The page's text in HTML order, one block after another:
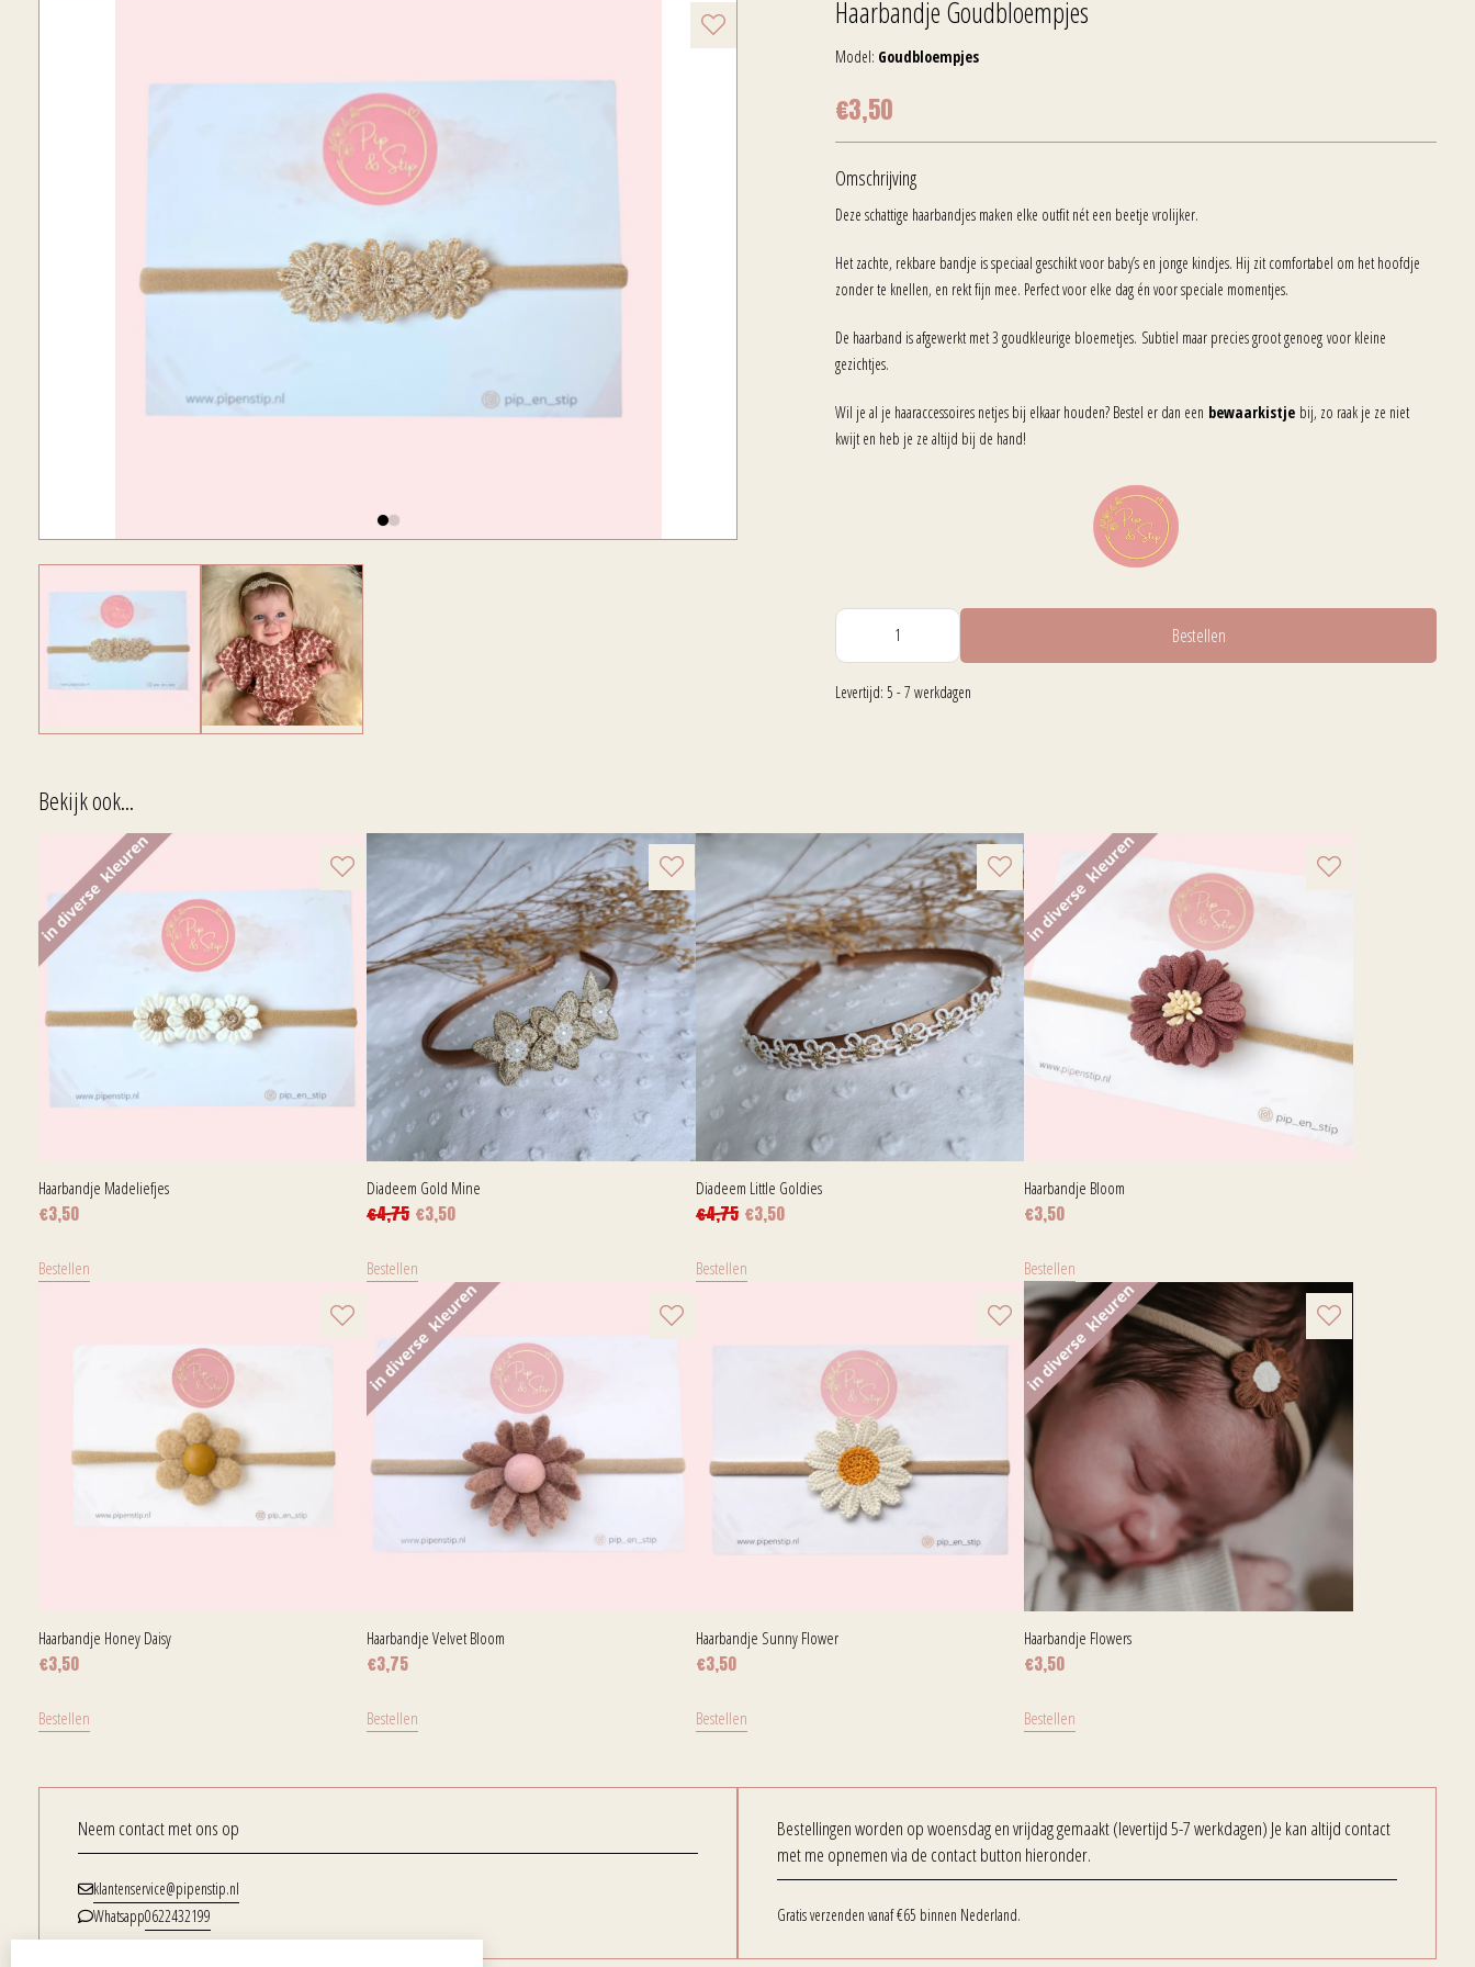
Haarbandje Goudbloempjes
Model: Goudbloempjes
€3,50
Omschrijving
Deze schattige haarbandjes maken elke outfit nét een beetje vrolijker.
Het zachte, rekbare bandje is speciaal geschikt voor baby’s en jonge kindjes. Hij zit comfortabel om het hoofdje
zonder te knellen, en rekt fijn mee. Perfect voor elke dag én voor speciale momentjes.
De haarband is afgewerkt met 3 goudkleurige bloemetjes. Subtiel maar precies groot genoeg voor kleine
gezichtjes.
Wil je al je haaraccessoires netjes bij elkaar houden? Bestel er dan een bewaarkistje bij, zo raak je ze niet
kwijt en heb je ze altijd bij de hand!
Bestellen
Levertijd: 5 - 7 werkdagen
Bekijk ook...
Haarbandje Madeliefjes
€3,50
Bestellen
Diadeem Gold Mine
€4,75 €3,50
Bestellen
Diadeem Little Goldies
€4,75 €3,50
Bestellen
Haarbandje Bloom
€3,50
Bestellen
Haarbandje Honey Daisy
€3,50
Bestellen
Haarbandje Velvet Bloom
€3,75
Bestellen
Haarbandje Sunny Flower
€3,50
Bestellen
Haarbandje Flowers
€3,50
Bestellen
Neem contact met ons op
klantenservice@pipenstip.nl
Whatsapp0622432199
Bestellingen worden op woensdag en vrijdag gemaakt (levertijd 5-7 werkdagen) Je kan altijd contact
met me opnemen via de contact button hieronder.
Gratis verzenden vanaf €65 binnen Nederland.